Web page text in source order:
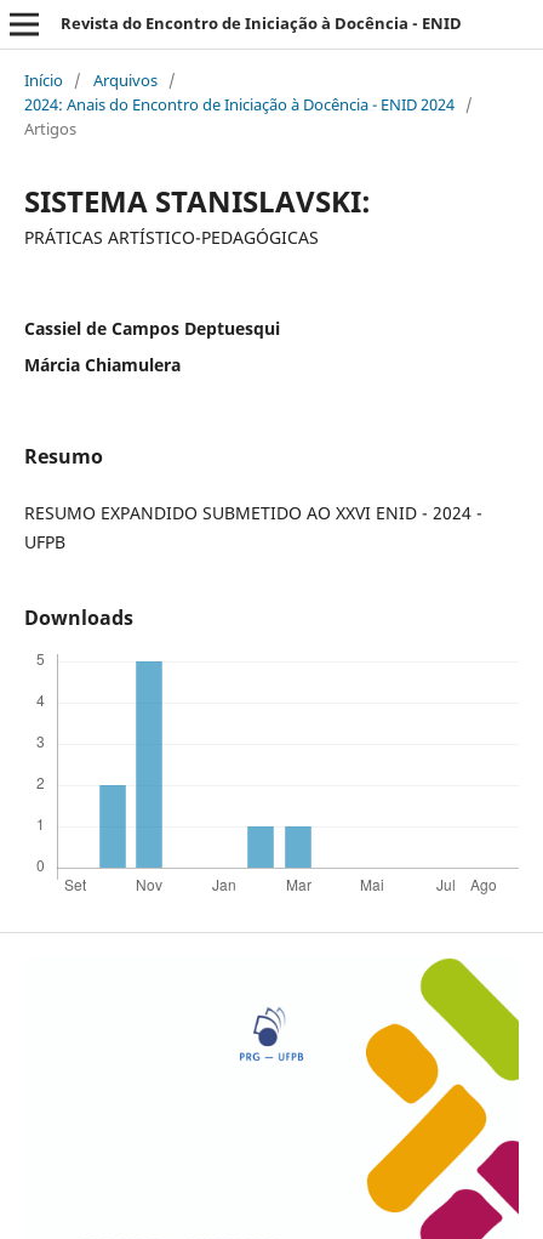
Revista do Encontro de Iniciação à Docência - ENID
Início / Arquivos /
2024: Anais do Encontro de Iniciação à Docência - ENID 2024 /
Artigos
SISTEMA STANISLAVSKI:
PRÁTICAS ARTÍSTICO-PEDAGÓGICAS
Cassiel de Campos Deptuesqui
Márcia Chiamulera
Resumo
RESUMO EXPANDIDO SUBMETIDO AO XXVI ENID - 2024 -
UFPB
Downloads